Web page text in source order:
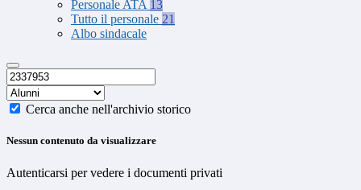
Personale ATA 13
Tutto il personale 21
Albo sindacale
Cerca anche nell'archivio storico
Nessun contenuto da visualizzare
Autenticarsi per vedere i documenti privati